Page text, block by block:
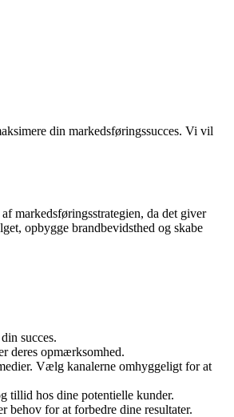
din markedsføringssucces. Vi vil
markedsføringsstrategien, da det giver
opbygge brandbevidsthed og skabe
succes.
deres opmærksomhed.
Vælg kanalerne omhyggeligt for at
tillid hos dine potentielle kunder.
behov for at forbedre dine resultater.